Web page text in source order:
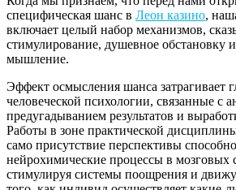
специфическая шанс в Леон казино,
включает целый набор механизмов,
стимулирование, душевное обстановку и
мышление.
Эффект осмысления шанса затрагивает
человеческой психологии, связанные с
предугадыванием результатов и
Работы в зоне практической
само присутствие перспективы
нейрохимические процессы в мозговых
стимулируя системы поощрения и